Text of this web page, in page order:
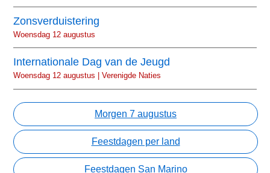
Zonsverduistering
Woensdag 12 augustus
Internationale Dag van de Jeugd
Woensdag 12 augustus | Verenigde Naties
Morgen 7 augustus
Feestdagen per land
Feestdagen San Marino